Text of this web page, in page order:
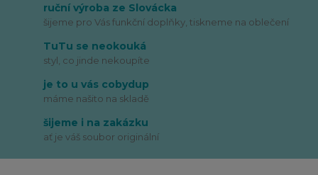
ruční výroba ze Slovácka
šijeme pro Vás funkční doplňky, tiskneme na oblečení
TuTu se neokouká
styl, co jinde nekoupíte
je to u vás cobydup
máme našito na skladě
šijeme i na zakázku
ať je váš soubor originální